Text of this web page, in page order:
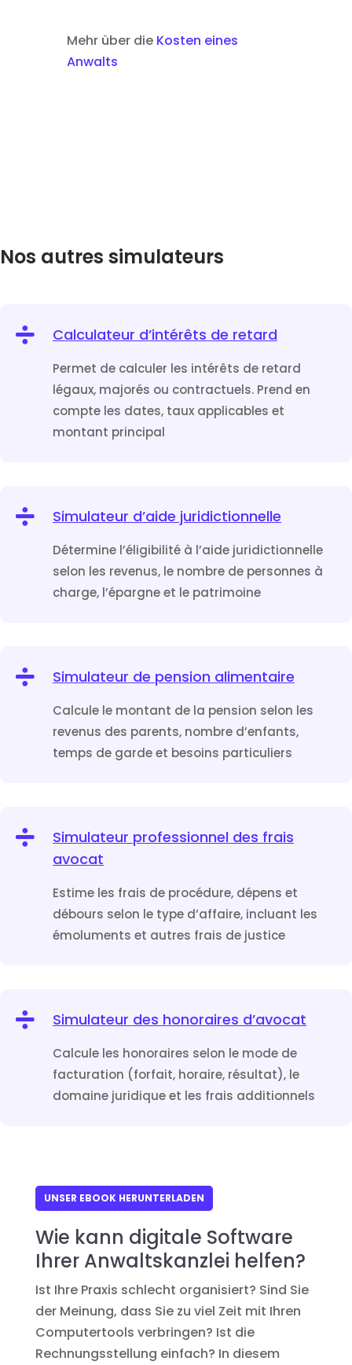
Mehr über die Kosten eines
Anwalts
Nos autres simulateurs
 Calculateur d’intérêts de retard
Permet de calculer les intérêts de retard
légaux, majorés ou contractuels. Prend en
compte les dates, taux applicables et
montant principal
 Simulateur d’aide juridictionnelle
Détermine l’éligibilité à l’aide juridictionnelle
selon les revenus, le nombre de personnes à
charge, l’épargne et le patrimoine
 Simulateur de pension alimentaire
Calcule le montant de la pension selon les
revenus des parents, nombre d’enfants,
temps de garde et besoins particuliers

Simulateur professionnel des frais
avocat
Estime les frais de procédure, dépens et
débours selon le type d’affaire, incluant les
émoluments et autres frais de justice
 Simulateur des honoraires d’avocat
Calcule les honoraires selon le mode de
facturation (forfait, horaire, résultat), le
domaine juridique et les frais additionnels
UNSER EBOOK HERUNTERLADEN
Wie kann digitale Software
Ihrer Anwaltskanzlei helfen?
Ist Ihre Praxis schlecht organisiert? Sind Sie
der Meinung, dass Sie zu viel Zeit mit Ihren
Computertools verbringen? Ist die
Rechnungsstellung einfach? In diesem